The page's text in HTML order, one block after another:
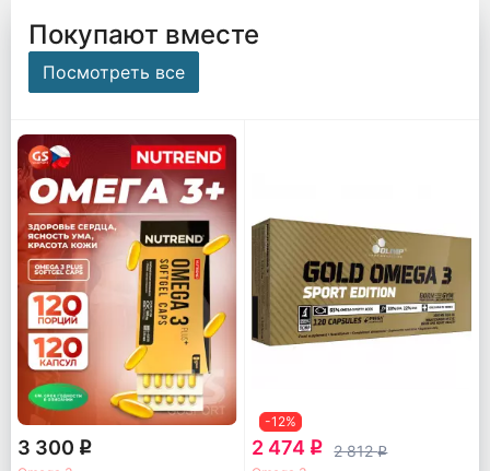
Покупают вместе
Посмотреть все
3 300 q
-12%
2 474 q 2 812q